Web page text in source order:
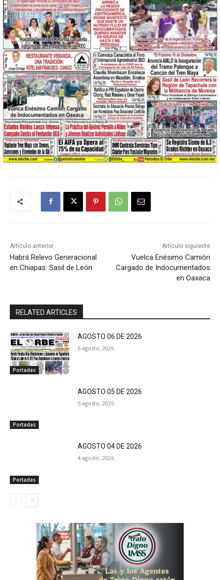
Artículo anterior
Habrá Relevo Generacional
en Chiapas: Sasil de León
Artículo siguiente
Vuelca Enésimo Camión
Cargado de Indocumentados
en Oaxaca
RELATED ARTICLES
Portadas
AGOSTO 06 DE 2026
6 agosto, 2026
Portadas
AGOSTO 05 DE 2026
5 agosto, 2026
Portadas
AGOSTO 04 DE 2026
4 agosto, 2026